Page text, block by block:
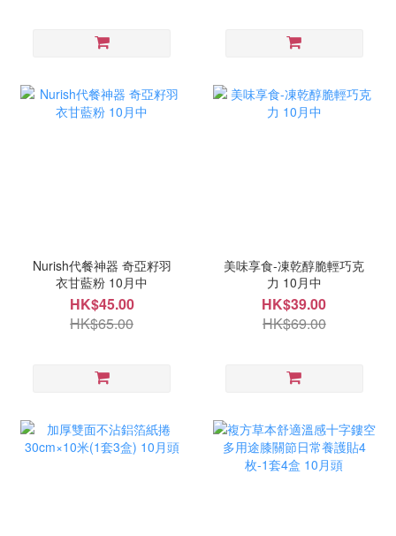
Nurish代餐神器 奇亞籽羽
衣甘藍粉 10月中
HK$45.00
HK$65.00
美味享食-凍乾醇脆輕巧克
力 10月中
HK$39.00
HK$69.00